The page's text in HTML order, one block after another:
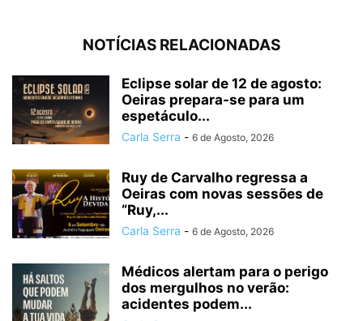
NOTÍCIAS RELACIONADAS
Eclipse solar de 12 de agosto:
Oeiras prepara-se para um
espetáculo...
Carla Serra - 6 de Agosto, 2026
Ruy de Carvalho regressa a
Oeiras com novas sessões de
“Ruy,...
Carla Serra - 6 de Agosto, 2026
Médicos alertam para o perigo
dos mergulhos no verão:
acidentes podem...